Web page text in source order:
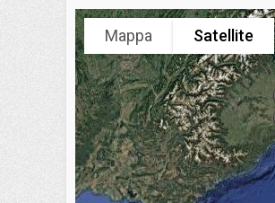
Mappa Satellite